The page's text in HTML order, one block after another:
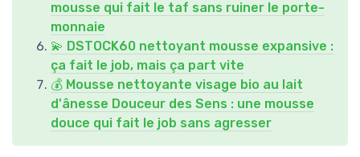
mousse qui fait le taf sans ruiner le porte-
monnaie
💫 DSTOCK60 nettoyant mousse expansive :
ça fait le job, mais ça part vite
💰 Mousse nettoyante visage bio au lait
d'ânesse Douceur des Sens : une mousse
douce qui fait le job sans agresser